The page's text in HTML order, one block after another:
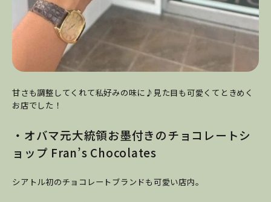
甘さも調整してくれて私好みの味に♪見た目も可愛くてときめく
お店でした！
・オバマ元大統領お墨付きのチョコレートシ
ョップ Fran’s Chocolates
シアトル初のチョコレートブランドも可愛い店内。